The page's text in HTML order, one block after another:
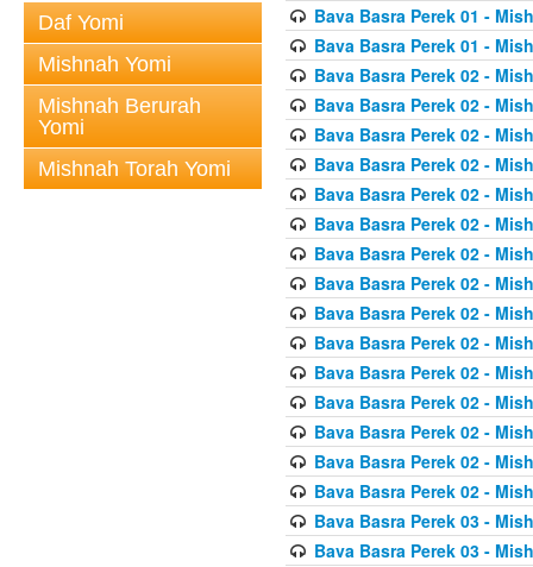
Daf Yomi
Mishnah Yomi
Mishnah Berurah
Yomi
Mishnah Torah Yomi
Bava Basra Perek 01 -
Bava Basra Perek 01 -
Bava Basra Perek 02 -
Bava Basra Perek 02 -
Bava Basra Perek 02 -
Bava Basra Perek 02 -
Bava Basra Perek 02 -
Bava Basra Perek 02 -
Bava Basra Perek 02 -
Bava Basra Perek 02 -
Bava Basra Perek 02 -
Bava Basra Perek 02 -
Bava Basra Perek 02 -
Bava Basra Perek 02 -
Bava Basra Perek 02 -
Bava Basra Perek 02 -
Bava Basra Perek 02 -
Bava Basra Perek 03 -
Bava Basra Perek 03 -